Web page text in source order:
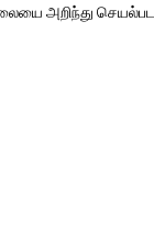
அறிந்து